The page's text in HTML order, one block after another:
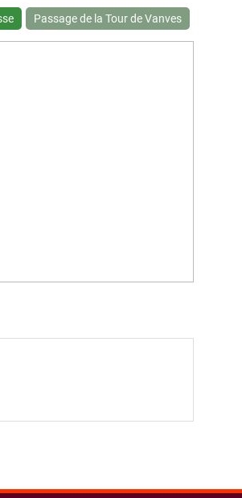
Passage de la Tour de Vanves